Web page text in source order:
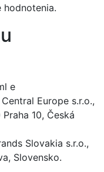
hodnotenia.
e
Europe s.r.o.,
10, Česká
Slovakia s.r.o.,
Slovensko.